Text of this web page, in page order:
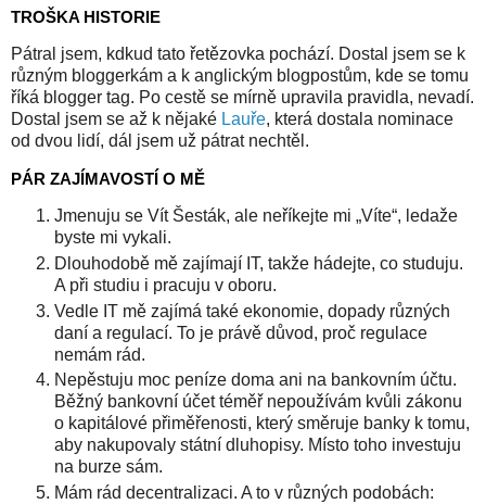
TROŠKA HISTORIE
Pátral jsem, kdkud tato řetězovka pochází. Dostal jsem se k
různým bloggerkám a k anglickým blogpostům, kde se tomu
říká blogger tag. Po cestě se mírně upravila pravidla, nevadí.
Dostal jsem se až k nějaké Lauře, která dostala nominace
od dvou lidí, dál jsem už pátrat nechtěl.
PÁR ZAJÍMAVOSTÍ O MĚ
Jmenuju se Vít Šesták, ale neříkejte mi „Víte“, ledaže
byste mi vykali.
Dlouhodobě mě zajímají IT, takže hádejte, co studuju.
A při studiu i pracuju v oboru.
Vedle IT mě zajímá také ekonomie, dopady různých
daní a regulací. To je právě důvod, proč regulace
nemám rád.
Nepěstuju moc peníze doma ani na bankovním účtu.
Běžný bankovní účet téměř nepoužívám kvůli zákonu
o kapitálové přiměřenosti, který směruje banky k tomu,
aby nakupovaly státní dluhopisy. Místo toho investuju
na burze sám.
Mám rád decentralizaci. A to v různých podobách: